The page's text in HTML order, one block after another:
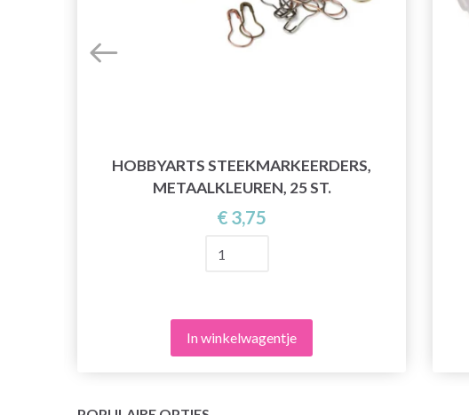
HOBBYARTS STEEKMARKEERDERS,
METAALKLEUREN, 25 ST.
€ 3,75
In winkelwagentje